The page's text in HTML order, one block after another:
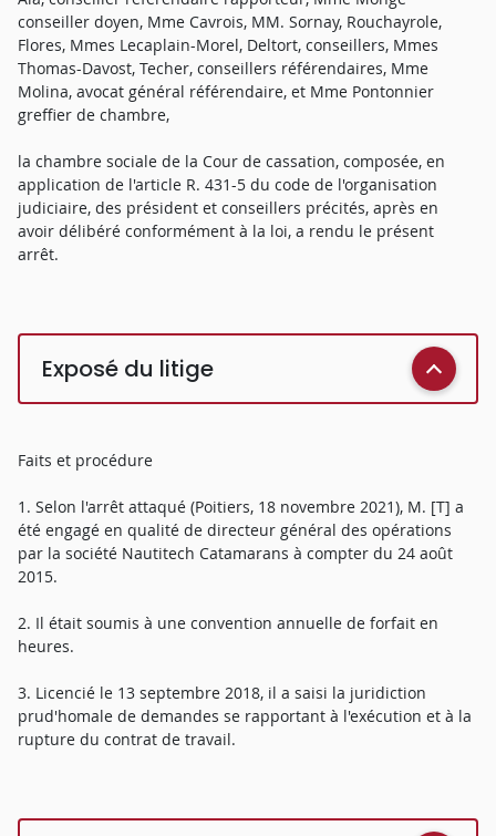
conseiller doyen, Mme Cavrois, MM. Sornay, Rouchayrole,
Flores, Mmes Lecaplain-Morel, Deltort, conseillers, Mmes
Thomas-Davost, Techer, conseillers référendaires, Mme
Molina, avocat général référendaire, et Mme Pontonnier
greffier de chambre,
la chambre sociale de la Cour de cassation, composée, en
application de l'article R. 431-5 du code de l'organisation
judiciaire, des président et conseillers précités, après en
avoir délibéré conformément à la loi, a rendu le présent
arrêt.
Exposé du litige
Faits et procédure
1. Selon l'arrêt attaqué (Poitiers, 18 novembre 2021), M. [T] a
été engagé en qualité de directeur général des opérations
par la société Nautitech Catamarans à compter du 24 août
2015.
2. Il était soumis à une convention annuelle de forfait en
heures.
3. Licencié le 13 septembre 2018, il a saisi la juridiction
prud'homale de demandes se rapportant à l'exécution et à la
rupture du contrat de travail.